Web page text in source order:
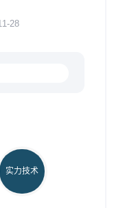
28
实力技术